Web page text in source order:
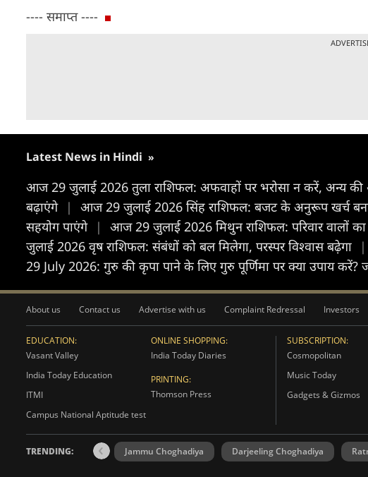
---- समाप्त ----
Latest News in Hindi »
आज 29 जुलाई 2026 तुला राशिफल: अफवाहों पर भरोसा न करें, अन्य
बढ़ाएंगे | आज 29 जुलाई 2026 सिंह राशिफल: बजट के अनुरूप खर्च
सहयोग पाएंगे | आज 29 जुलाई 2026 मिथुन राशिफल: परिवार वालों का
जुलाई 2026 वृष राशिफल: संबंधों को बल मिलेगा, परस्पर विश्वास बढ़ेगा
|
29 July 2026: गुरु की कृपा पाने के लिए गुरु पूर्णिमा पर क्या उपाय करें?
About us Contact us Advertise with us Complaint Redressal Investors
EDUCATION:
Vasant Valley
India Today Education
ITMI
Campus National Aptitude test
ONLINE SHOPPING:
India Today Diaries
PRINTING:
Thomson Press
SUBSCRIPTION:
Cosmopolitan
Music Today
Gadgets & Gizmos
TRENDING: Jammu Choghadiya Darjeeling Choghadiya